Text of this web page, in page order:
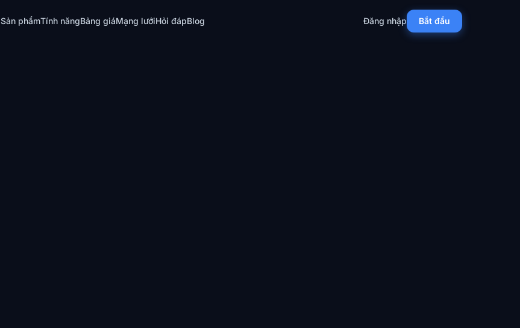
Sản phẩmTính năngBảng giáMạng lướiHỏi đápBlog Đăng nhập Bắt đầu